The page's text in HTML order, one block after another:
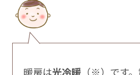
暖房は光冷暖 （※）です